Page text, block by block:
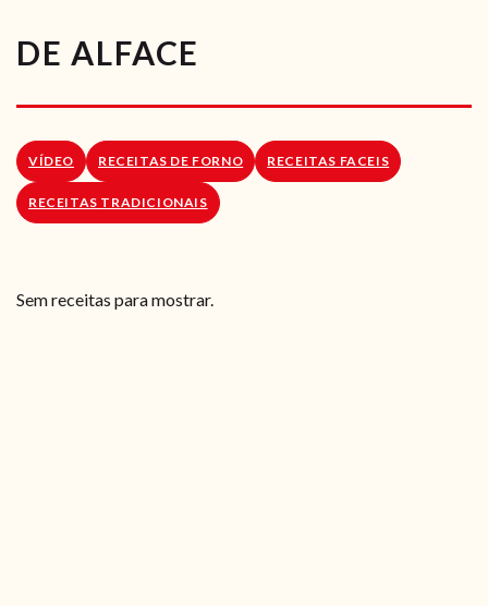
RECEITAS VEGGIE
SOBRE NÓS
LOJA ONLINE
DE ALFACE
VÍDEO RECEITAS DE FORNO RECEITAS FACEIS
RECEITAS TRADICIONAIS
Sem receitas para mostrar.